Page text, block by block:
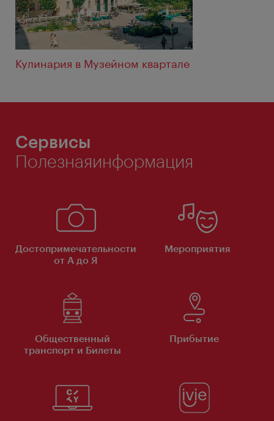
Кулинария в Музейном квартале
Сервисы
Полезнаяинформация
Достопримечательности
от А до Я
Мероприятия
Общественный
транспорт и Билеты
Прибытие